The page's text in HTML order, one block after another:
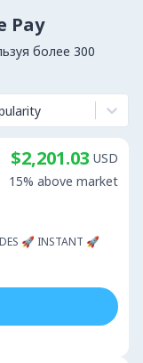
Pay
более 300
🚀 INSTANT 🚀
$2,201.03 USD
15% above market